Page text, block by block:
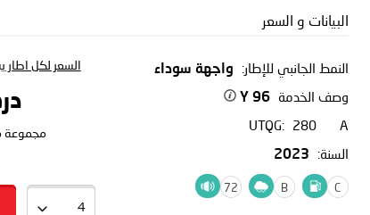
البيانات و السعر
النمط الجانبي للإطار: واجهة سوداء
وصف الخدمة 96 Y
UTQG: 280
A
السنة:
2023
C
B
72
السعر لكل اطار
مجموعة